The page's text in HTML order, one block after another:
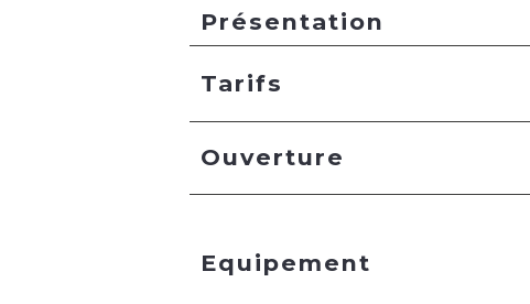
Présentation
Tarifs
Ouverture
Equipement